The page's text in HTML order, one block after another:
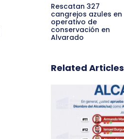
Rescatan 327
cangrejos azules en
operativo de
conservación en
Alvarado
Related Articles